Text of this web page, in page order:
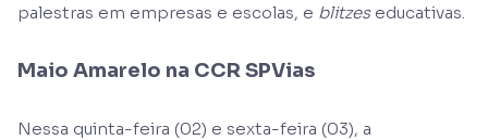
palestras em empresas e escolas, e blitzeseducativas.
Maio Amarelo na CCR SPVias
Nessa quinta-feira (02) e sexta-feira (03), a